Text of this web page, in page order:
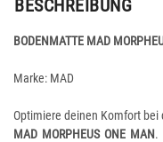
BESCHREIBUNG
BODENMATTE MAD
Marke: MAD
Optimiere deinen Komfort
MAD MORPHEUS ONE MAN.